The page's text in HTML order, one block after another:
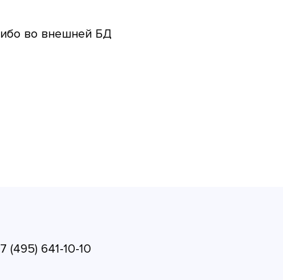
во внешней БД
(495) 641-10-10